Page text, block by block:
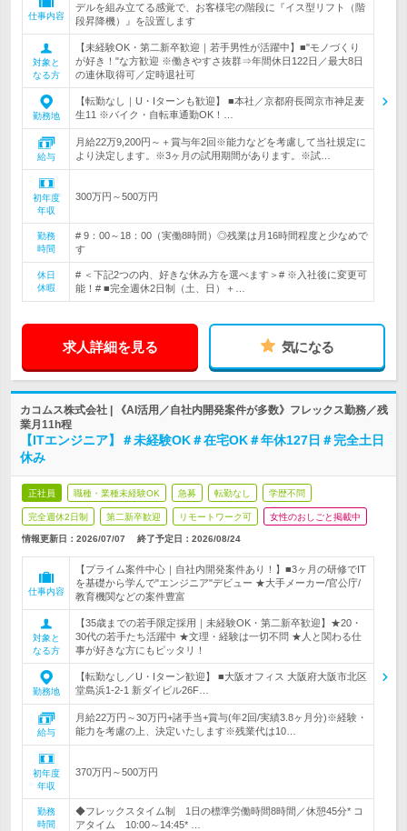
仕事内容
デルを組み立てる感覚で、お客様宅の階段に『イス型リフト（階
段昇降機）』を設置します
対象と
なる方
【未経験OK・第二新卒歓迎｜若手男性が活躍中】■"モノづくり
が好き！"な方歓迎 ※働きやすさ抜群⇒年間休日122日／最大8日
の連休取得可／定時退社可
勤務地
【転勤なし｜U・Iターンも歓迎】 ■本社／京都府長岡京市神足麦
生11 ※バイク・自転車通勤OK！…
給与
月給22万9,200円～＋賞与年2回※能力などを考慮して当社規定に
より決定します。※3ヶ月の試用期間があります。※試…
初年度
年収
300万円～500万円
勤務
時間
# 9：00～18：00（実働8時間）◎残業は月16時間程度と少なめで
す
休日
休暇
# ＜下記2つの内、好きな休み方を選べます＞# ※入社後に変更可
能！# ■完全週休2日制（土、日）＋…
求人詳細を見る 気になる
カコムス株式会社 | 《AI活用／自社内開発案件が多数》フレックス勤務／残
業月11h程
【ITエンジニア】＃未経験OK＃在宅OK＃年休127日＃完全土日
休み
正社員 職種・業種未経験OK 急募 転勤なし 学歴不問
完全週休2日制 第二新卒歓迎 リモートワーク可 女性のおしごと掲載中
情報更新日：2026/07/07 終了予定日： 2026/08/24
仕事内容
【プライム案件中心｜自社内開発案件あり！】■3ヶ月の研修でIT
を基礎から学んで"エンジニア"デビュー ★大手メーカー/官公庁/
教育機関などの案件豊富
対象と
なる方
【35歳までの若手限定採用｜未経験OK・第二新卒歓迎】★20・
30代の若手たち活躍中 ★文理・経験は一切不問 ★人と関わる仕
事が好きな方にもピッタリ！
勤務地
【転勤なし／U・Iターン歓迎】 ■大阪オフィス 大阪府大阪市北区
堂島浜1-2-1 新ダイビル26F…
給与
月給22万円～30万円+諸手当+賞与(年2回/実績3.8ヶ月分)※経験・
能力を考慮の上、決定いたします※残業代は10…
初年度
年収
370万円～500万円
勤務
時間
◆フレックスタイム制 1日の標準労働時間8時間／休憩45分* コ
アタイム 10:00～14:45* …